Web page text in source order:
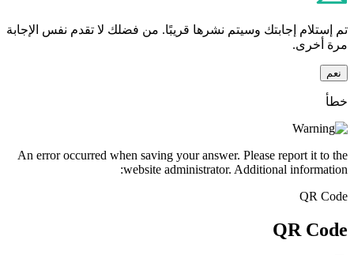
تم إستلام إجابتك وسيتم نشرها قريبًا. من فضلك لا تقدم نفس الإجابة
مرة أخرى.
نعم
خطأ
An error occurred when saving your answer. Please report it to the
website administrator. Additional information:
QR Code
QR Code